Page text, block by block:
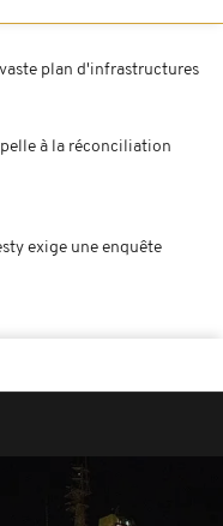
plan d'infrastructures
à la réconciliation
exige une enquête